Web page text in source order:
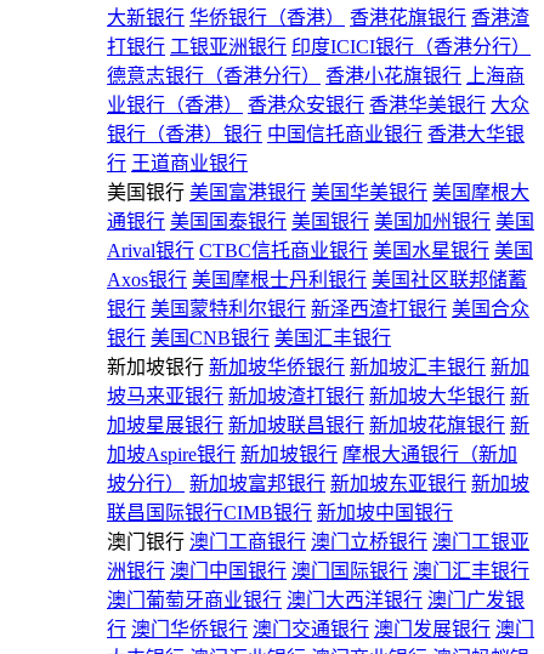
大新银行 华侨银行（香港） 香港花旗银行 香港渣
打银行 工银亚洲银行 印度ICICI银行（香港分行）
德意志银行（香港分行）
香港小花旗银行
上海商
业银行（香港）
香港众安银行 香港华美银行 大众
银行（香港）银行 中国信托商业银行 香港大华银
行 王道商业银行
美国银行 美国富港银行 美国华美银行 美国摩根大
通银行 美国国泰银行 美国银行 美国加州银行 美国
Arival银行 CTBC信托商业银行 美国水星银行 美国
Axos银行 美国摩根士丹利银行 美国社区联邦储蓄
银行 美国蒙特利尔银行 新泽西渣打银行 美国合众
银行 美国CNB银行 美国汇丰银行
新加坡银行 新加坡华侨银行 新加坡汇丰银行 新加
坡马来亚银行 新加坡渣打银行 新加坡大华银行 新
加坡星展银行 新加坡联昌银行 新加坡花旗银行 新
加坡Aspire银行 新加坡银行 摩根大通银行（新加
坡分行）
新加坡富邦银行 新加坡东亚银行 新加坡
联昌国际银行CIMB银行 新加坡中国银行
澳门银行 澳门工商银行 澳门立桥银行 澳门工银亚
洲银行 澳门中国银行 澳门国际银行 澳门汇丰银行
澳门葡萄牙商业银行 澳门大西洋银行 澳门广发银
行 澳门华侨银行 澳门交通银行 澳门发展银行 澳门